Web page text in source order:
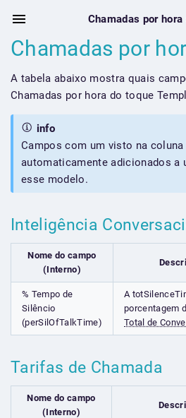
Chamadas por hora
Chamadas por
A tabela abaixo mostra quais
Chamadas por hora do toque
info
Campos com um visto na coluna
automaticamente adicionados a
esse modelo.
Inteligência
Nome do campo
(Interno)
% Tempo de
Silêncio
(perSilOfTalkTime)
A
porcentagem
Total de
Tarifas de Chamada
Nome do campo
(Interno)